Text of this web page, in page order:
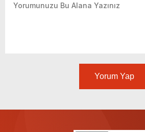
Yorum Yap